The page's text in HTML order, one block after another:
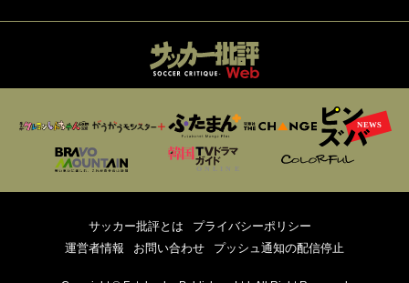
サッカー批評とは
プライバシーポリシー
運営者情報
お問い合わせ プッシュ通知の配信停止